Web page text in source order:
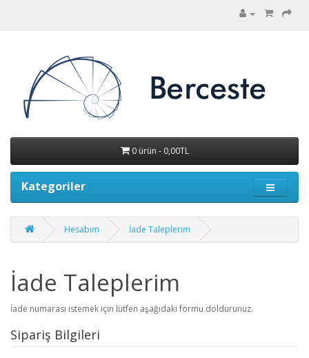
0 ürün - 0,00TL
Kategoriler
Hesabım İade Taleplerim
İade Taleplerim
İade numarası istemek için lütfen aşağıdaki formu doldurunuz.
Sipariş Bilgileri